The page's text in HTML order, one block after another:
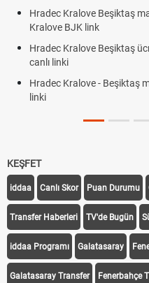
Hradec Kralove Beşiktaş
Kralove BJK link
Hradec Kralove Beşiktaş
canlı linki
Hradec Kralove - Beşiktaş
linki
KEŞFET
iddaa Canlı Skor Puan Durumu
Transfer Haberleri TV'de Bugün
iddaa Programı Galatasaray
Galatasaray Transfer Fenerbahçe